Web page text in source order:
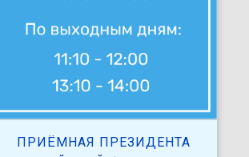
ПРИЁМНАЯ ПРЕЗИДЕНТА